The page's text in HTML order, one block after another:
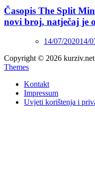
Časopis The Split
novi broj, natječaj je
14/07/202014/
Copyright © 2026
Themes
Kontakt
Impressum
Uvjeti korištenja i